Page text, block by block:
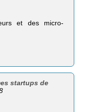
et des micro-
startups de